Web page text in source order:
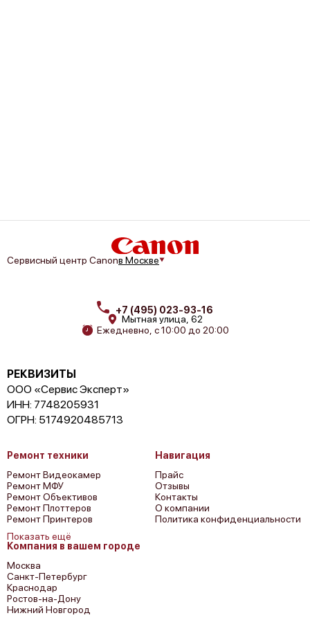
Canon LEGRIA HF M406
Canon LEGRIA HF G10
Сервисный центр Canonв Москве
+7 (495) 023-93-16
Мытная улица, 62
Ежедневно, с 10:00 до 20:00
РЕКВИЗИТЫ
ООО «Сервис Эксперт»
ИНН: 7748205931
ОГРН: 5174920485713
Ремонт техники
Ремонт Видеокамер
Ремонт МФУ
Ремонт Объективов
Ремонт Плоттеров
Ремонт Принтеров
Показать ещё
Компания в вашем городе
Москва
Санкт-Петербург
Краснодар
Ростов-на-Дону
Нижний Новгород
Навигация
Прайс
Отзывы
Контакты
О компании
Политика конфиденциальности